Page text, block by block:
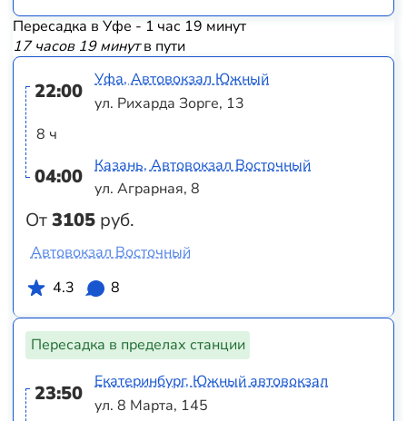
Пересадка в Уфе - 1 час 19 минут
17 часов 19 минутв пути
22:00
8 ч
04:00
От3105 руб.
Уфа, Автовокзал Южный
ул. Рихарда Зорге, 13
Казань, Автовокзал Восточный
ул. Аграрная, 8
Автовокзал Восточный
4.3
8
Пересадка в пределах станции
23:50
Екатеринбург, Южный автовокзал
ул. 8 Марта, 145